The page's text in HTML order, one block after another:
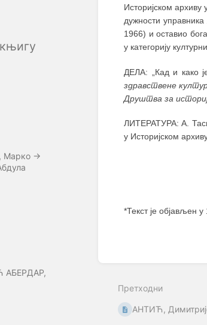
→
АБЕРДАР,
Историјском
дужности
1966) и оставио
у категорију
ДЕЛА: „Кад и како
здравствене
Друштва за
ЛИТЕРАТУРА: А.
у Историјском
*Текст је објављен
mode
Претходни
АНТИЋ,